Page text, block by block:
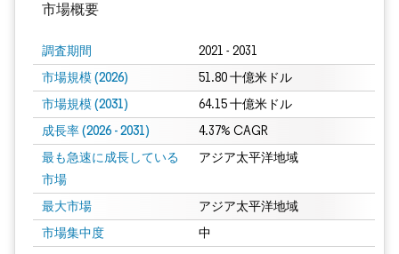
市場概要
調査期間 2021 - 2031
市場規模 (2026) 51.80 十億米ドル
市場規模 (2031) 64.15 十億米ドル
成長率 (2026 - 2031) 4.37% CAGR
最も急速に成長している
市場
アジア太平洋地域
最大市場 アジア太平洋地域
市場集中度 中